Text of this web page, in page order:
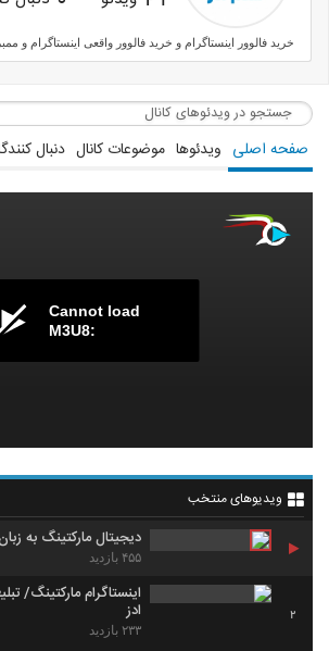
صفحه اصلی ویدئوها موضوعات کانال دنبال
Cannot load
M3U8:
ویدیوهای منتخب
دیجیتال مارکتینگ به
۴۵۵ بازدید
2
اینستاگرام مارکتینگ/
ادز
۲۳۳ بازدید